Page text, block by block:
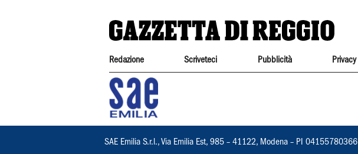
Redazione Scriveteci Pubblicità Privacy
SAE Emilia S.r.l., Via Emilia Est, 985 – 41122, Modena – PI 04155780366